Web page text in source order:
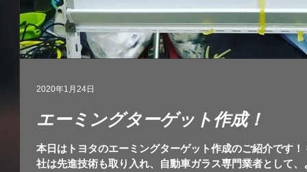
エーミングターゲット作成！
本日はトヨタのエーミングターゲット作成のご紹介です
社は先進技術も取り入れ、自動車ガラス専門業者として
2020年1月24日